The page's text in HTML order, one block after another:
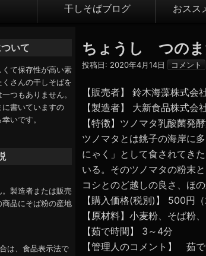
干しそばブログ おスス
ちょうし つの
投稿日: 2020年4月14日 コメント
【販売者】 鈴木海藻株式会
【製造者】 大新食品株式会
【特徴】ツノマタ乳酸菌発酵
ツノマタとは銚子の海岸に
にゃく」として食されてき
いる。そのツノマタの粉末
コシとのど越しの良さ、ほ
【購入価格(税別)】 500円
【原材料】小麦粉、そば粉
【茹で時間】 3～4分
【管理人のコメント】 茹
いて
くて保存性が高い素
さんの干しそばを
つもありません。
書いていますの
いです。
製造者または販売
品にそば粉の産地
は、食品表示法で